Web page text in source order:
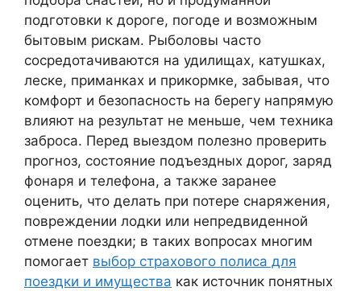
подготовки к дороге, погоде и возможным
бытовым рискам. Рыболовы часто
сосредотачиваются на удилищах, катушках,
леске, приманках и прикормке, забывая, что
комфорт и безопасность на берегу напрямую
влияют на результат не меньше, чем техника
заброса. Перед выездом полезно проверить
прогноз, состояние подъездных дорог, заряд
фонаря и телефона, а также заранее
оценить, что делать при потере снаряжения,
повреждении лодки или непредвиденной
отмене поездки; в таких вопросах многим
помогает выбор страхового полиса для
поездки и имущества как источник понятных